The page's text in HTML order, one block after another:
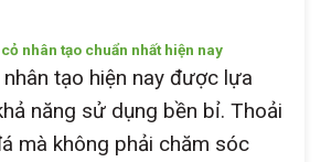
nhân tạo chuẩn nhất hiện nay
tạo hiện nay được lựa
năng sử dụng bền bỉ. Thoải
mà không phải chăm sóc